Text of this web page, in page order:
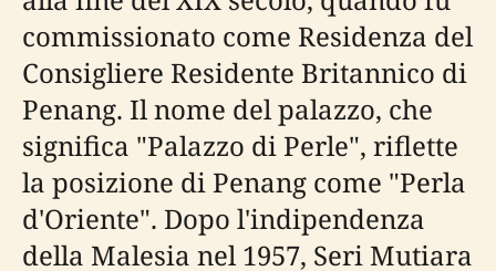
commissionato come Residenza del
Consigliere Residente Britannico di
Penang. Il nome del palazzo, che
significa "Palazzo di Perle", riflette
la posizione di Penang come "Perla
d'Oriente". Dopo l'indipendenza
della Malesia nel 1957, Seri Mutiara